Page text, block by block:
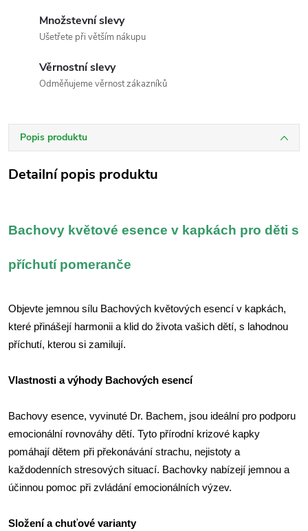
Množstevní slevy
Ušetřete při větším nákupu
Věrnostní slevy
Odměňujeme věrnost zákazníků
Popis produktu
Detailní popis produktu
Bachovy květové esence v kapkách pro děti s
příchutí pomeranče
Objevte jemnou sílu Bachových květových esencí v kapkách,
které přinášejí harmonii a klid do života vašich dětí, s lahodnou
příchutí, kterou si zamilují.
Vlastnosti a výhody Bachových esencí
Bachovy esence, vyvinuté Dr. Bachem, jsou ideální pro podporu
emocionální rovnováhy dětí. Tyto přírodní krizové kapky
pomáhají dětem při překonávání strachu, nejistoty a
každodenních stresových situací. Bachovky nabízejí jemnou a
účinnou pomoc při zvládání emocionálních výzev.
Složení a chuťové varianty